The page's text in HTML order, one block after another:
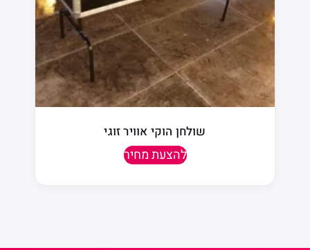
שולחן הוקי אוויר זוגי
להצעת מחיר